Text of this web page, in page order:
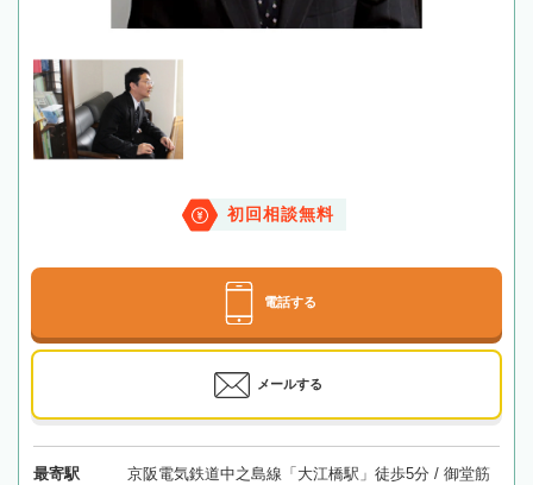
初回相談無料
電話する
メールする
最寄駅
京阪電気鉄道中之島線「大江橋駅」徒歩5分 / 御堂筋